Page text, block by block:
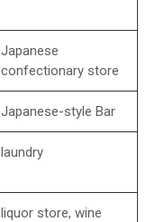
Japanese
confectionary store
Japanese-style Bar
laundry
liquor store, wine